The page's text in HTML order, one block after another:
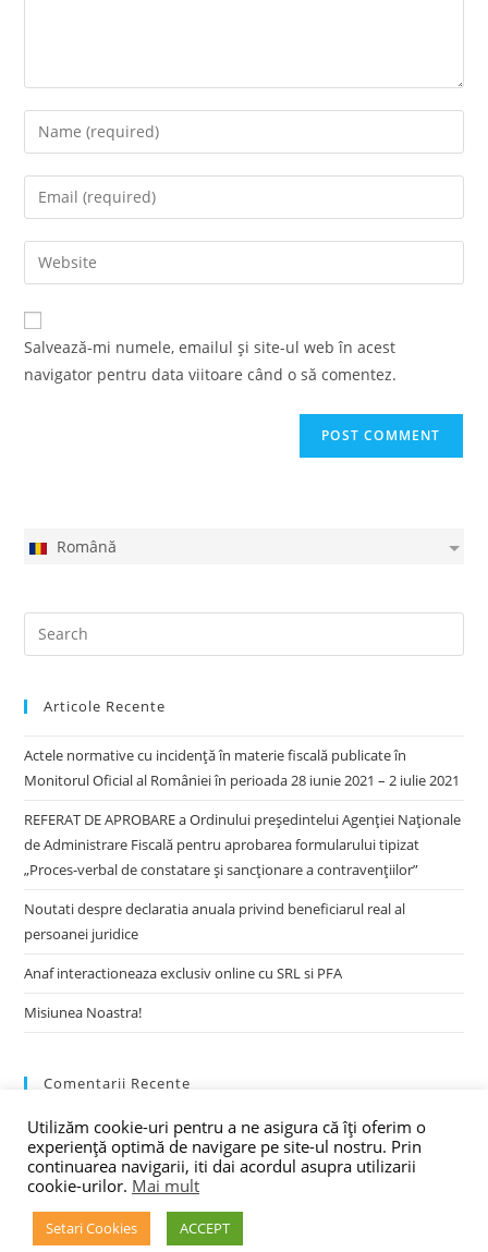
Enter
your
name
comment
Enter
your
email
address
comment
Enter
your
website
URL
Salvează-mi numele, emailul și site-ul web în acest
navigator pentru data viitoare când o să comentez.
Română
Articole Recente
Actele normative cu incidență în materie fiscală publicate în
Monitorul Oficial al României în perioada 28 iunie 2021 – 2 iulie 2021
REFERAT DE APROBARE a Ordinului preşedintelui Agenţiei Naţionale
de Administrare Fiscală pentru aprobarea formularului tipizat
„Proces-verbal de constatare şi sancţionare a contravenţiilor”
Noutati despre declaratia anuala privind beneficiarul real al
persoanei juridice
Anaf interactioneaza exclusiv online cu SRL si PFA
Misiunea Noastra!
Comentarii Recente
Utilizăm cookie-uri pentru a ne asigura că îți oferim o
experiență optimă de navigare pe site-ul nostru. Prin
continuarea navigarii, iti dai acordul asupra utilizarii
cookie-urilor. Mai mult
Setari Cookies ACCEPT